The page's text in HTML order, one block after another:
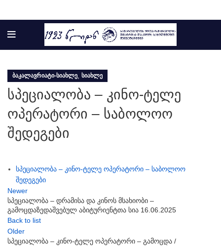
ᲑᲐᲙᲐᲚᲐᲕᲠᲘᲐᲢᲘ-ᲡᲘᲐᲮᲚᲔ ᲡᲘᲐᲮᲚᲔ
სპეციალობა – კინო-ტელე
ოპერატორი – საბოლოო
შედეგები
სპეციალობა – კინო-ტელე ოპერატორი – საბოლოო
შედეგები
Newer
სპეციალობა – დრამისა და კინოს მსახიობი –
გამოცდაზედაშვებულ აბიტურიენტთა სია 16.06.2025
Back to list
Older
სპეციალობა – კინო-ტელე ოპერატორი – გამოცდა /